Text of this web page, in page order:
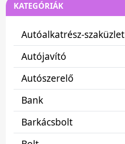
KATEGÓRIÁK
Autóalkatrész-szaküzlet
Autójavító
Autószerelő
Bank
Barkácsbolt